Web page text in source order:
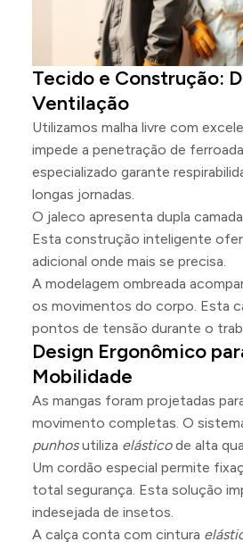
Tecido e Construção:
Ventilação
Utilizamos malha livre com
impede a penetração de
especializado garante
longas jornadas.
O jaleco apresenta dupla
Esta construção inteligente
adicional onde mais se precisa.
A modelagem ombreada
os movimentos do corpo. Esta
pontos de tensão durante o
Design Ergonômico
Mobilidade
As mangas foram projetadas
movimento completas. O
punhosutiliza elásticode alta
Um cordão especial permite
total segurança. Esta solução
indesejada de insetos.
A calça conta com cintura